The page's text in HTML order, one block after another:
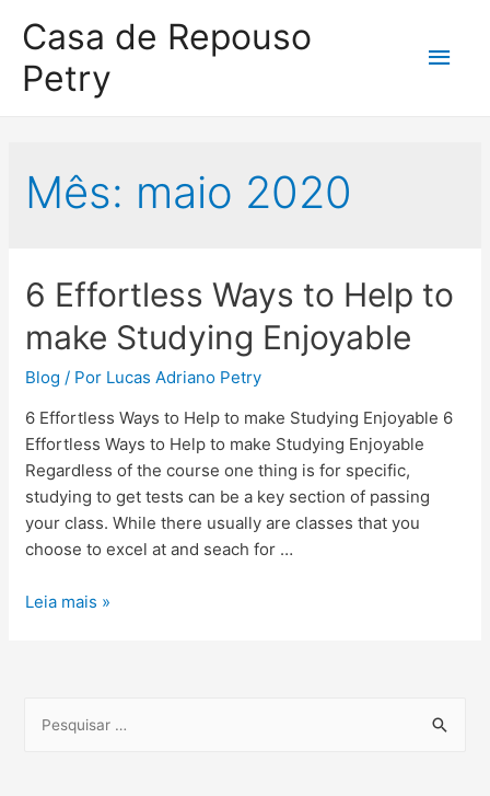
Casa de Repouso
Petry
Mês: maio 2020
6 Effortless Ways to Help to
make Studying Enjoyable
Blog / Por Lucas Adriano Petry
6 Effortless Ways to Help to make Studying Enjoyable 6
Effortless Ways to Help to make Studying Enjoyable
Regardless of the course one thing is for specific,
studying to get tests can be a key section of passing
your class. While there usually are classes that you
choose to excel at and seach for …
Leia mais »